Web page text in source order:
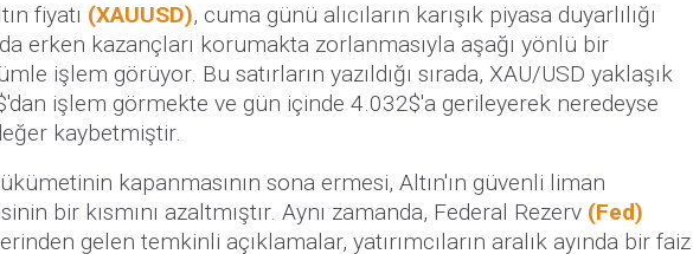
fiyatı (XAUUSD), cuma günü alıcıların karışık piyasa duyarlılığı
erken kazançları korumakta zorlanmasıyla aşağı yönlü bir
işlem görüyor. Bu satırların yazıldığı sırada, XAU/USD yaklaşık
işlem görmekte ve gün içinde 4.032$'a gerileyerek neredeyse
kaybetmiştir.
kapanmasının sona ermesi, Altın'ın güvenli liman
bir kısmını azaltmıştır. Aynı zamanda, Federal Rezerv (Fed)
gelen temkinli açıklamalar, yatırımcıların aralık ayında bir faiz